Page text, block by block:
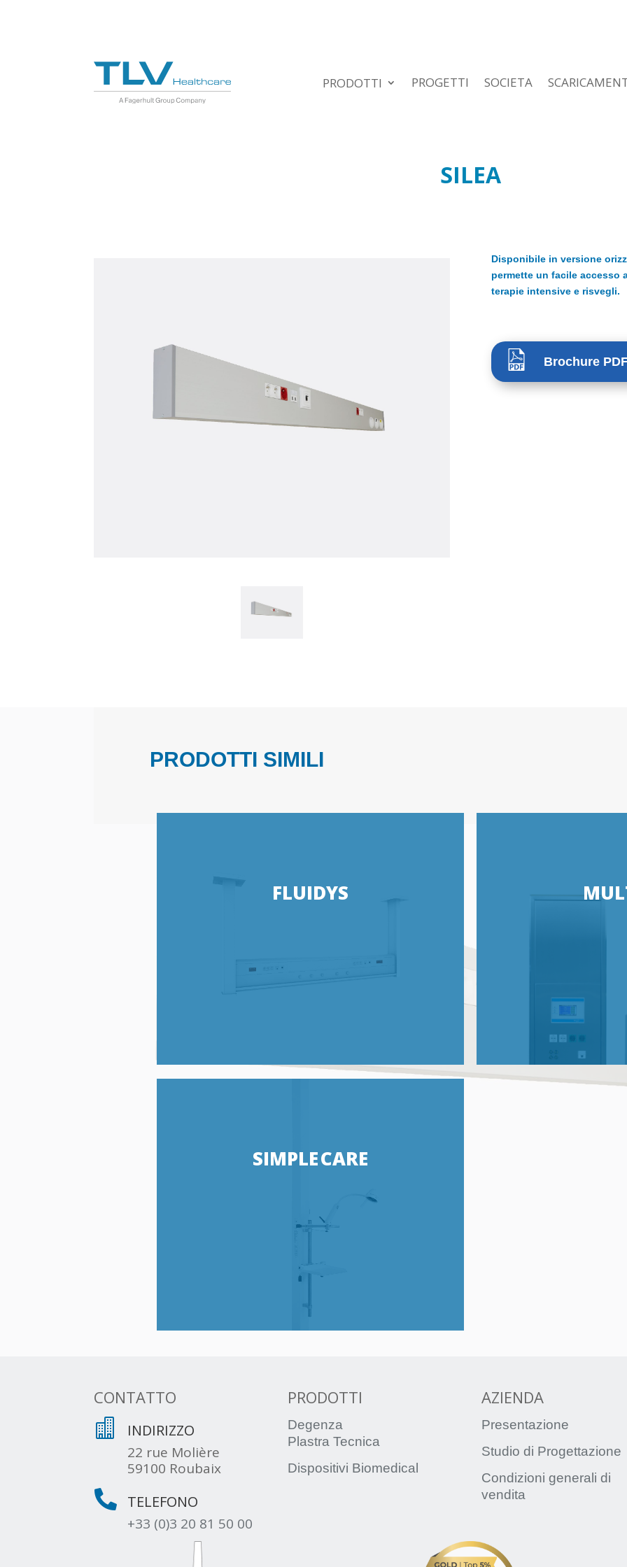
PRODOTTI PROGETTI SOCIETA
SILEA
Disponibile in versione
permette un facile accesso
terapie intensive e risvegli.
Brochure
PRODOTTI SIMILI
FLUIDYS
SIMPLE CARE
CONTATTO
 INDIRIZZO
22 rue Molière
59100 Roubaix
 TELEFONO
+33 (0)3 20 81 50 00
PRODOTTI
Degenza
Plastra Tecnica
Dispositivi Biomedical
AZIENDA
Presentazione
Studio di Progettazione
Condizioni generali di
vendita